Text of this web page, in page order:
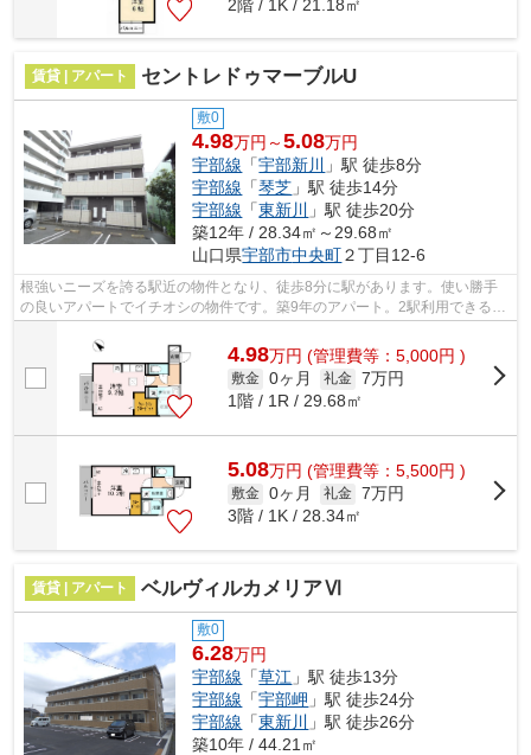
2階 / 1K / 21.18㎡
賃貸 | アパート セントレドゥマーブルU
敷0
4.98万円～5.08万円
宇部線 「宇部新川
」駅 徒歩8分
宇部線 「琴芝 」駅 徒歩14分
宇部線 「東新川
」駅 徒歩20分
築12年 / 28.34㎡～29.68㎡
山口県宇部市中央町２丁目12-6
根強いニーズを誇る駅近の物件となり、徒歩8分に駅があります。使い勝手
の良いアパートでイチオシの物件です。築9年のアパート。2駅利用できる場
所にあるので利便性が高いです。賃貸物...
4.98万円 (管理費等：5,000円 )
敷金 0ヶ月 礼金 7万円
1階 / 1R / 29.68㎡
5.08万円 (管理費等：5,500円 )
敷金 0ヶ月 礼金 7万円
3階 / 1K / 28.34㎡
賃貸 | アパート ベルヴィルカメリアⅥ
敷0
6.28万円
宇部線 「草江 」駅 徒歩13分
宇部線 「宇部岬 」駅 徒歩24分
宇部線 「東新川
」駅 徒歩26分
築10年 / 44.21㎡